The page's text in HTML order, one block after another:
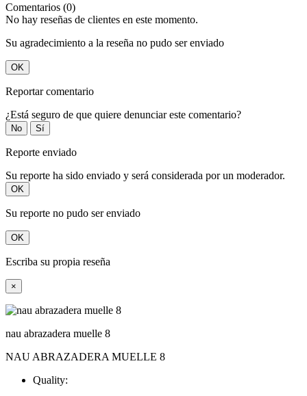
Comentarios (0)
No hay reseñas de clientes en este momento.
Su agradecimiento a la reseña no pudo ser enviado
OK
Reportar comentario
¿Está seguro de que quiere denunciar este comentario?
No Sí
Reporte enviado
Su reporte ha sido enviado y será considerada por un moderador.
OK
Su reporte no pudo ser enviado
OK
Escriba su propia reseña
×
nau abrazadera muelle 8
NAU ABRAZADERA MUELLE 8
Quality: